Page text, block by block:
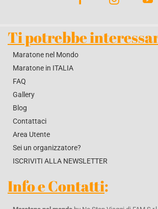
Ti potrebbe
Maratone nel Mondo
Maratone in ITALIA
FAQ
Gallery
Blog
Contattaci
Area Utente
Sei un organizzatore?
ISCRIVITI ALLA NEWSLETTER
Info e Contatti: